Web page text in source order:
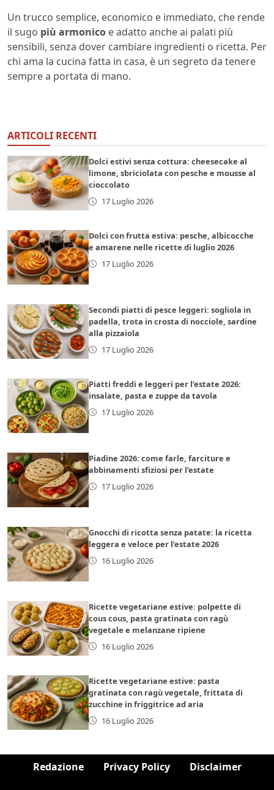
Un trucco semplice, economico e immediato, che rende
il sugo più armonico e adatto anche ai palati più
sensibili, senza dover cambiare ingredienti o ricetta. Per
chi ama la cucina fatta in casa, è un segreto da tenere
sempre a portata di mano.
ARTICOLI RECENTI
Dolci estivi senza cottura: cheesecake al
limone, sbriciolata con pesche e mousse al
cioccolato
17 Luglio 2026
Dolci con frutta estiva: pesche, albicocche
e amarene nelle ricette di luglio 2026
17 Luglio 2026
Secondi piatti di pesce leggeri: sogliola in
padella, trota in crosta di nocciole, sardine
alla pizzaiola
17 Luglio 2026
Piatti freddi e leggeri per l’estate 2026:
insalate, pasta e zuppe da tavola
17 Luglio 2026
Piadine 2026: come farle, farciture e
abbinamenti sfiziosi per l’estate
17 Luglio 2026
Gnocchi di ricotta senza patate: la ricetta
leggera e veloce per l’estate 2026
16 Luglio 2026
Ricette vegetariane estive: polpette di
cous cous, pasta gratinata con ragù
vegetale e melanzane ripiene
16 Luglio 2026
Ricette vegetariane estive: pasta
gratinata con ragù vegetale, frittata di
zucchine in friggitrice ad aria
16 Luglio 2026
Redazione Privacy Policy Disclaimer